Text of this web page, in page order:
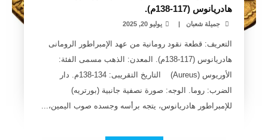
هادريانوس (117-138م).
جميلة شعبان | يوليو 20, 2025
التعريف: قطعة نقود رومانية من عهد الإمبراطور الرومانى
هادريانوس (117-138م). المعدن: الذهب مسمى الفئة:
الأوريوس (Aureus) التاريخ التقريبى: 134-138م. دار
الضرب: روما. الوجه: صورة نصفية جانبية (بورتريه)
للإمبراطور هادريانوس، يتجه برأسه وجسده صوب اليمين،...